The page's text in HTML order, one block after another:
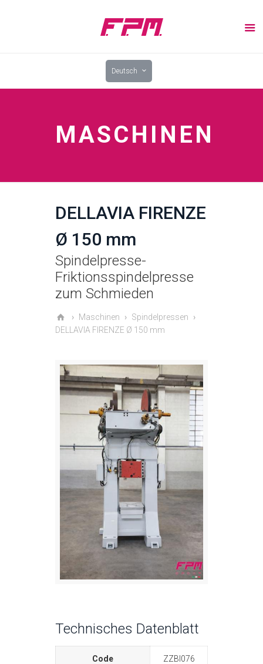
Deutsch
MASCHINEN
DELLAVIA FIRENZE
Ø 150 mm
Spindelpresse-
Friktionsspindelpresse
zum Schmieden
Maschinen
Spindelpressen
DELLAVIA FIRENZE Ø 150 mm
Technisches Datenblatt
Code ZZBI076